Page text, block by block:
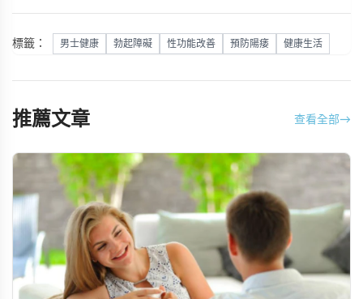
標籤： 男士健康 勃起障礙 性功能改善 預防陽痿 健康生活
推薦文章 查看全部→